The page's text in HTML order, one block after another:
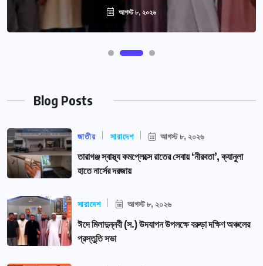
আগস্ট ৮, ২০২৬
Blog Posts
জাতীয় সারাদেশ আগস্ট ৮, ২০২৬
তারাগঞ্জ স্বাস্থ্য কমপ্লেক্সে রাতের সেবায় ‘নীরবতা’, ক্যানুলা
হাতে নার্সের দরজায়
সারাদেশ আগস্ট ৮, ২০২৬
ঈদে মিলাদুন্নবী (স.) উদযাপন উপলক্ষে বরুড়া দক্ষিণ অঞ্চলের
প্রস্তুতি সভা